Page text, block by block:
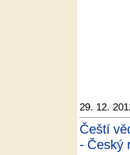
29. 12.
Čeští
- Český